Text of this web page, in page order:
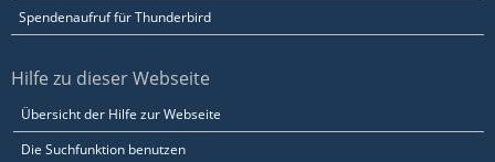
Spendenaufruf für Thunderbird
Hilfe zu dieser Webseite
Übersicht der Hilfe zur Webseite
Die Suchfunktion benutzen